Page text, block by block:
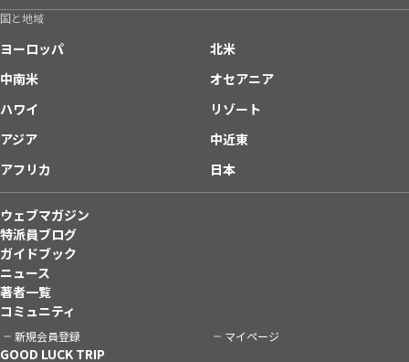
国と地域
ヨーロッパ
北米
中南米
オセアニア
ハワイ
リゾート
アジア
中近東
アフリカ
日本
ウェブマガジン
特派員ブログ
ガイドブック
ニュース
著者一覧
コミュニティ
新規会員登録 マイページ
GOOD LUCK TRIP